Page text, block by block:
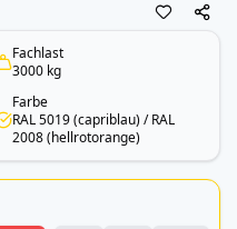
Fachlast
3000 kg
Farbe
RAL 5019 (capriblau) / RAL
2008 (hellrotorange)